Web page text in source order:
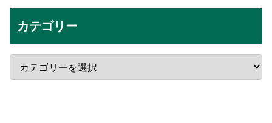
カテゴリー